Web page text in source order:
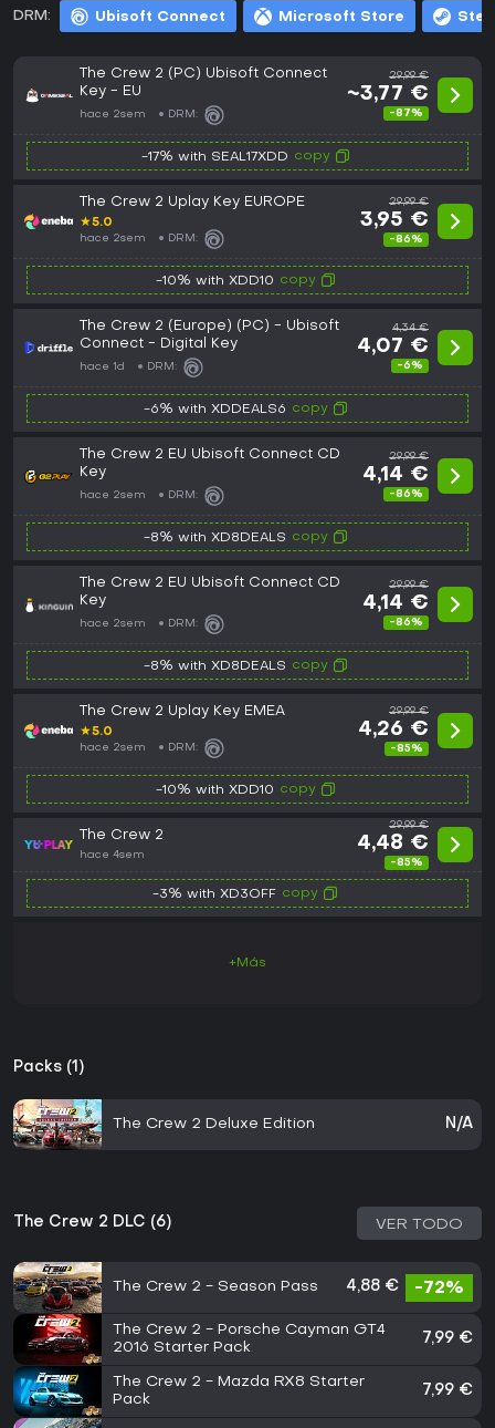
DRM: Ubisoft Connect Microsoft Store
The Crew 2 (PC) Ubisoft Connect
Key - EU
hace 2sem DRM:
29,99 €
~3,77 €
-87%
-17% with SEAL17XDD copy
The Crew 2 Uplay Key EUROPE
★5.0
hace 2sem DRM:
29,99 €
3,95 €
-86%
-10% with XDD10 copy
The Crew 2 (Europe) (PC) - Ubisoft
Connect - Digital Key
hace 1d DRM:
4,34 €
4,07 €
-6%
-6% with XDDEALS6 copy
The Crew 2 EU Ubisoft Connect CD
Key
hace 2sem DRM:
29,99 €
4,14 €
-86%
-8% with XD8DEALS copy
The Crew 2 EU Ubisoft Connect CD
Key
hace 2sem DRM:
29,99 €
4,14 €
-86%
-8% with XD8DEALS copy
The Crew 2 Uplay Key EMEA
★5.0
hace 2sem DRM:
29,99 €
4,26 €
-85%
-10% with XDD10 copy
The Crew 2
hace 4sem
29,99 €
4,48 €
-85%
-3% with XD3OFF copy
+Más
Packs (1)
The Crew 2 Deluxe Edition N/A
The Crew 2 DLC (6) VER TODO
The Crew 2 - Season Pass 4,88 € -72%
The Crew 2 - Porsche Cayman GT4
2016 Starter Pack
7,99 €
The Crew 2 - Mazda RX8 Starter
Pack
7,99 €